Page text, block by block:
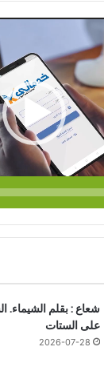
o
u
T
u
b
e
س
ت
ق
ر
ا
م
شعاع : بقلم الشيماء.
على الستات
2026-07-28